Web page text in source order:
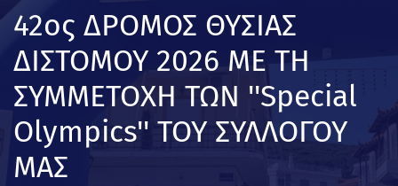
42ος ΔΡΟΜΟΣ ΘΥΣΙΑΣ
ΔΙΣΤΟΜΟΥ 2026 ΜΕ TH
ΣΥΜΜΕΤΟΧΗ ΤΩΝ ''Special
Olympics'' ΤΟΥ ΣΥΛΛΟΓΟΥ
ΜΑΣ